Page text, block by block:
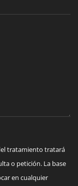
tratamiento tratará
o petición. La base
en cualquier